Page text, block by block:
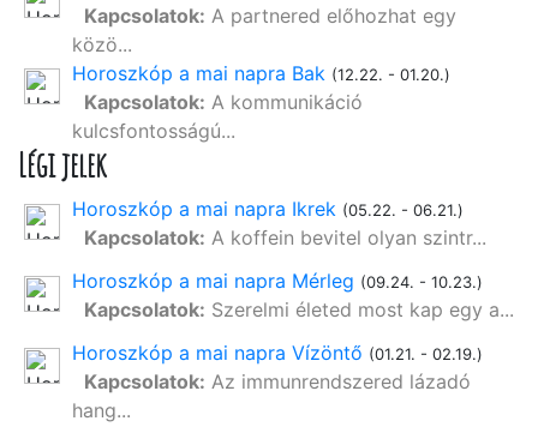
Kapcsolatok: A partnered előhozhat egy
közö...
Horoszkóp a mai napra Bak (12.22. - 01.20.)
Kapcsolatok: A kommunikáció
kulcsfontosságú...
Légi jelek
Horoszkóp a mai napra Ikrek (05.22. - 06.21.)
Kapcsolatok: A koffein bevitel olyan szintr...
Horoszkóp a mai napra Mérleg (09.24. - 10.23.)
Kapcsolatok: Szerelmi életed most kap egy a...
Horoszkóp a mai napra Vízöntő (01.21. - 02.19.)
Kapcsolatok: Az immunrendszered lázadó
hang...